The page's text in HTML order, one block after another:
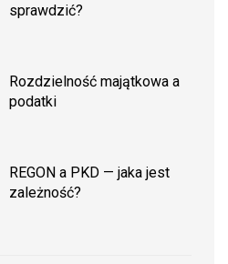
sprawdzić?
Rozdzielność majątkowa a
podatki
REGON a PKD — jaka jest
zależność?